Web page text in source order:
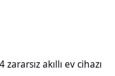
zararsız akıllı ev cihazı